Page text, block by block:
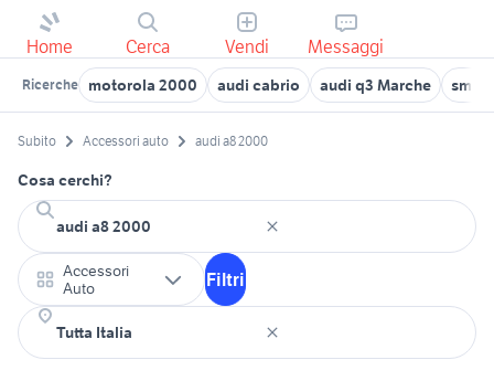
Home Cerca Vendi Messaggi
Ricerche motorola 2000 audi cabrio audi q3 Marche
Subito Accessori auto audi a8 2000
Cosa cerchi?
Accessori
Auto
Filtri